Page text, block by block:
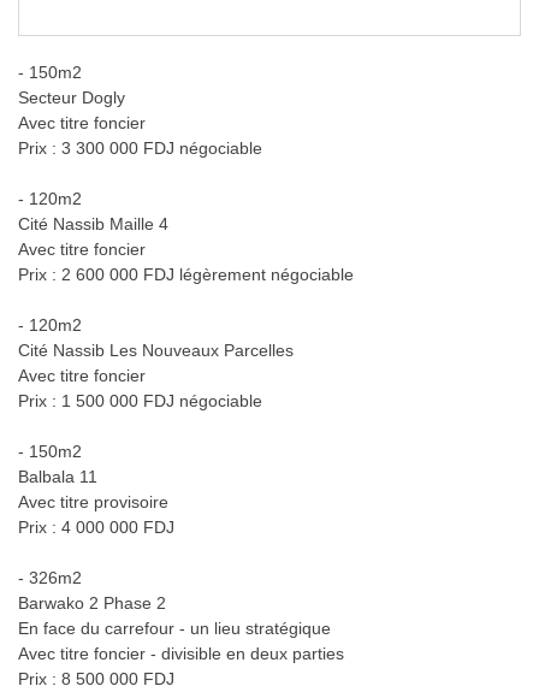
- 150m2
Secteur Dogly
Avec titre foncier
Prix : 3 300 000 FDJ négociable
- 120m2
Cité Nassib Maille 4
Avec titre foncier
Prix : 2 600 000 FDJ légèrement négociable
- 120m2
Cité Nassib Les Nouveaux Parcelles
Avec titre foncier
Prix : 1 500 000 FDJ négociable
- 150m2
Balbala 11
Avec titre provisoire
Prix : 4 000 000 FDJ
- 326m2
Barwako 2 Phase 2
En face du carrefour - un lieu stratégique
Avec titre foncier - divisible en deux parties
Prix : 8 500 000 FDJ